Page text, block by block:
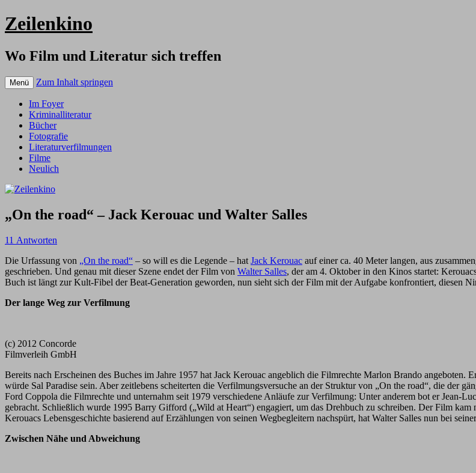
Zeilenkino
Wo Film und Literatur sich treffen
Menü Zum Inhalt springen
Im Foyer
Kriminalliteratur
Bücher
Fotografie
Literaturverfilmungen
Filme
Neulich
„On the road“ – Jack Kerouac und Walter Salles
11 Antworten
Die Urfassung von „On the road“ – so will es die Legende – hat Jack Kerouac auf einer ca. 40 Meter langen, aus
geschrieben. Und genau mit dieser Szene endet der Film von Walter Salles, der am 4. Oktober in den Kinos startet:
Buch ist längt zur Kult-Fibel der Beat-Generation geworden, nun sieht sich der Film mit der Aufgabe konfrontiert, diesen
Der lange Weg zur Verfilmung
(c) 2012 Concorde
Filmverleih GmbH
Bereits nach Erscheinen des Buches im Jahre 1957 hat Jack Kerouac angeblich die Filmrechte Marlon Brando
würde Sal Paradise sein. Aber zeitlebens scheiterten die Verfilmungsversuche an der Struktur von „On the road“, die der
Ford Coppola die Filmrechte und unternahm seit 1979 verschiedene Anläufe zur Verfilmung: Unter anderem bot er Jean-
gebracht. Schließlich wurde 1995 Barry Gifford („Wild at Heart“) engagiert, um das Drehbuch zu schreiben. Der Film kam
Kerouacs Lebensgeschichte basierend auf Erzählungen von seinen Wegbegleitern nachspürt, hat Walter Salles nun bei
Zwischen Nähe und Abweichung